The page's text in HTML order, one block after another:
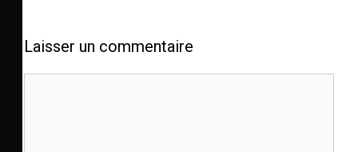
Laisser un commentaire